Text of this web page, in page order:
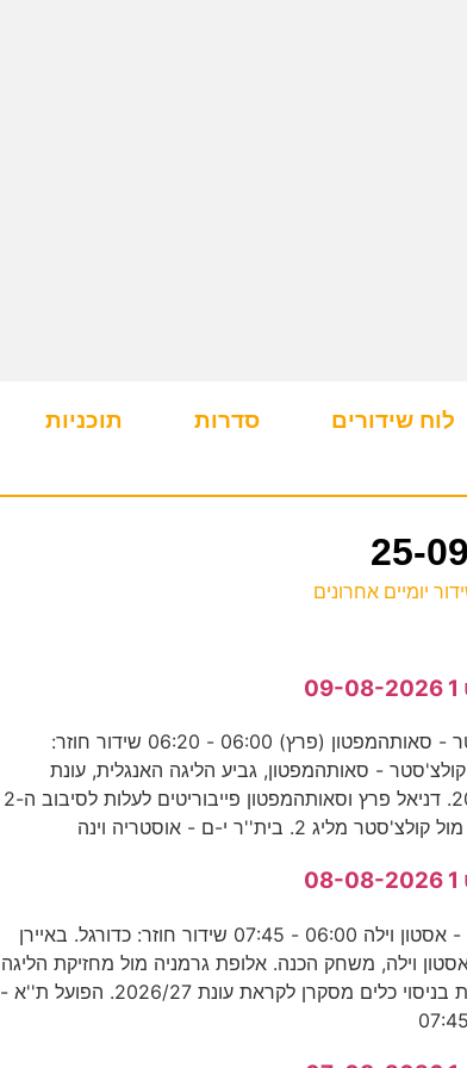
לוח שידורים סדרות תוכניות
יומיים אחרונים
קולצ'סטר - סאותהמפטון (פרץ) 06:00 - 06:20 שידור חוזר:
קולצ'סטר - סאותהמפטון, גביע הליגה האנגלית, עונת
2026/27. דניאל פרץ וסאותהמפטון פייבוריטים לעלות לסיבוב ה-2
מליג 2. בית''ר י-ם - אוסטריה וינה
ב. מינכן - אסטון וילה 06:00 - 07:45 שידור חוזר: כדורגל. באיירן
וילה, משחק הכנה. אלופת גרמניה מול מחזיקת הליגה
האירופית בניסוי כלים מסקרן לקראת עונת 2026/27. הפועל ת''א -